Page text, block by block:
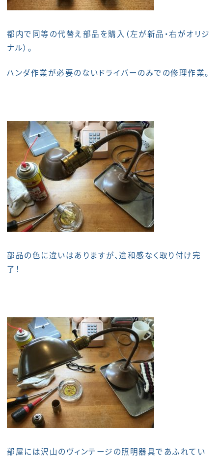
都内で同等の代替え部品を購入（左が新品・右がオリジ
ナル）。
ハンダ作業が必要のないドライバーのみでの修理作業。
部品の色に違いはありますが、違和感なく取り付け完
了！
部屋には沢山のヴィンテージの照明器具であふれてい